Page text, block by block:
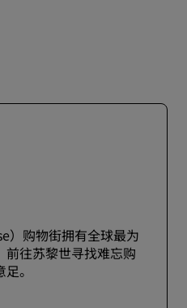
）购物街拥有全球最为
往苏黎世寻找难忘购
。